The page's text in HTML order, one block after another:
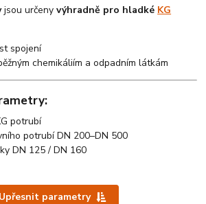
jsou určenyvýhradně pro hladké KG
spojení
chemikáliím a odpadním látkám
potrubí
potrubí DN 200–DN 500
DN 125 / DN 160
Upřesnit parametry